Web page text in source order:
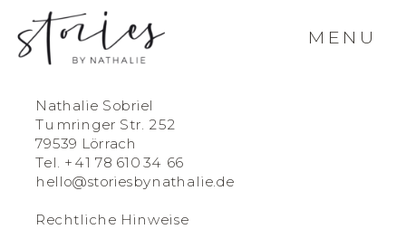
MENU
Nathalie Sobriel
Tumringer Str. 252
79539 Lörrach
Tel. +41 78 610 34 66
hello@storiesbynathalie.de
Rechtliche Hinweise
IMPRESSUM